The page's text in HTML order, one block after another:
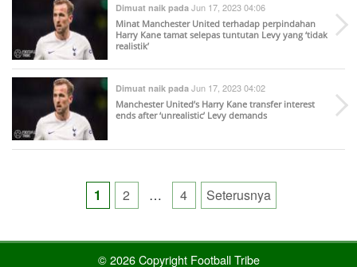
Dimuat naik pada Jun 17, 2023 04:06
Minat Manchester United terhadap perpindahan
Harry Kane tamat selepas tuntutan Levy yang ‘tidak
realistik’
Dimuat naik pada Jun 17, 2023 04:02
Manchester United’s Harry Kane transfer interest
ends after ‘unrealistic’ Levy demands
Posts
pagination
1 2 … 4 Seterusnya
© 2026 Copyright Football Tribe